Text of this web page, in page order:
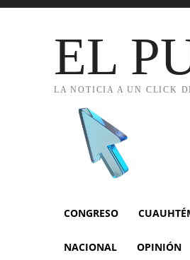
EL
LA NOTICIA A UN CLICK
CONGRESO
NACIONAL OPINIÓN